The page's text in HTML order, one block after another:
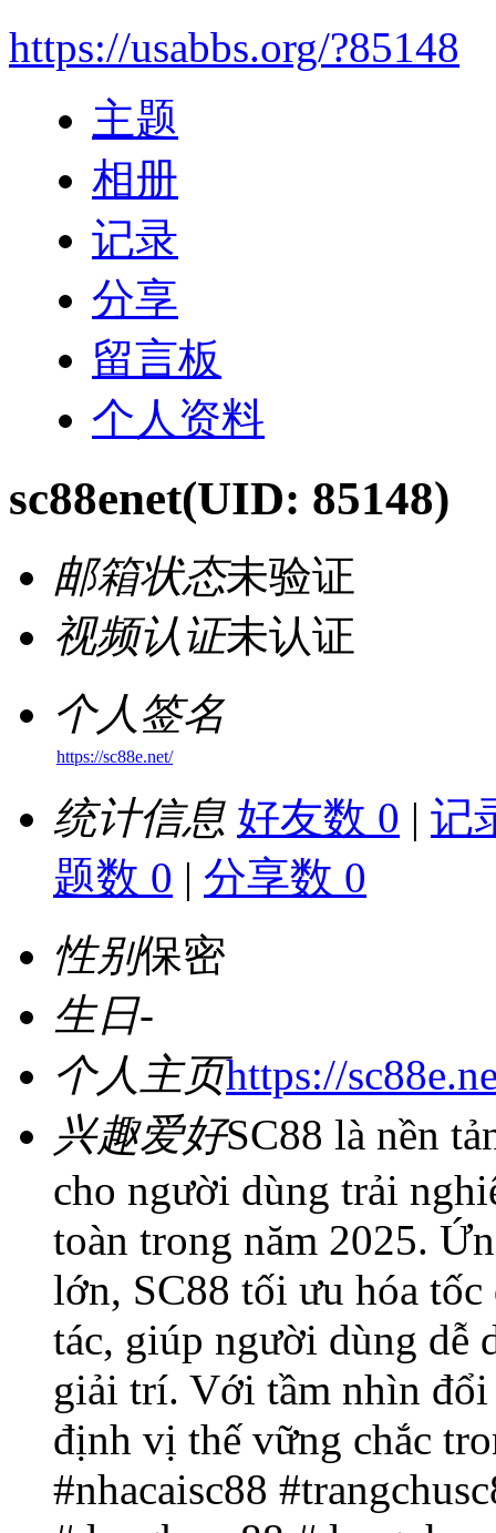
https://usabbs.org/?85148
主题
相册
记录
分享
留言板
个人资料
sc88enet(UID: 85148)
邮箱状态未验证
视频认证未认证
个人签名
https://sc88e.net/
统计信息 好友数 0 | 记
题数 0 | 分享数 0
性别保密
生日-
个人主页https://
兴趣爱好SC88 là nền
cho người dùng trải
toàn trong năm 2025.
lớn, SC88 tối ưu hóa
tác, giúp người dùng dễ
giải trí. Với tầm nhìn
định vị thế vững chắc
#nhacaisc88